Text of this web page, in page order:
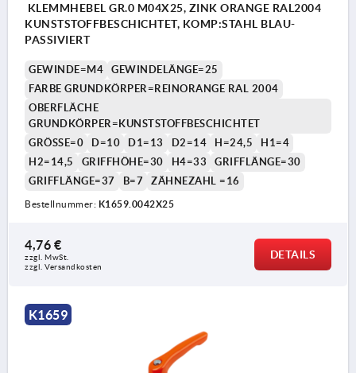
KLEMMHEBEL GR.0 M04X25, ZINK ORANGE RAL2004
KUNSTSTOFFBESCHICHTET, KOMP:STAHL BLAU-
PASSIVIERT
GEWINDE=M4
GEWINDELÄNGE=25
FARBE GRUNDKÖRPER=REINORANGE RAL 2004
OBERFLÄCHE
GRUNDKÖRPER=KUNSTSTOFFBESCHICHTET
GRÖSSE=0
D=10 D1=13 D2=14 H=24,5
H1=4
H2=14,5
GRIFFHÖHE=30 H4=33
GRIFFLÄNGE=30
GRIFFLÄNGE=37
B=7 ZÄHNEZAHL =16
Bestellnummer: K1659.0042X25
4,76 €
zzgl. MwSt.
zzgl. Versandkosten
DETAILS
K1659